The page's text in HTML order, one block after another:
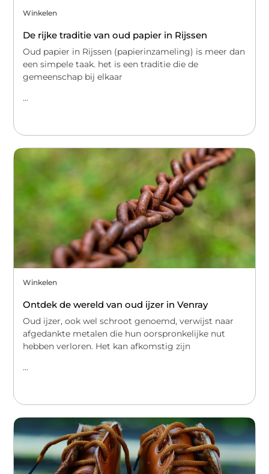
Winkelen
De rijke traditie van oud papier in Rijssen
Oud papier in Rijssen (papierinzameling) is meer dan
een simpele taak. het is een traditie die de
gemeenschap bij elkaar
...
Winkelen
Ontdek de wereld van oud ijzer in Venray
Oud ijzer, ook wel schroot genoemd, verwijst naar
afgedankte metalen die hun oorspronkelijke nut
hebben verloren. Het kan afkomstig zijn
...